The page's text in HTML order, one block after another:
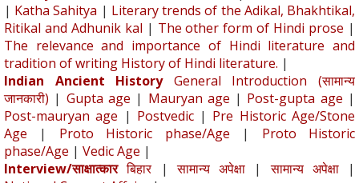
| Katha Sahitya | Literary trends of the Adikal, Bhakhtikal,
Ritikal and Adhunik kal | The other form of Hindi prose |
The relevance and importance of Hindi literature and
tradition of writing History of Hindi literature. |
Indian Ancient History
General Introduction (सामान्य
जानकारी) | Gupta age | Mauryan age | Post-gupta age |
Post-mauryan age | Postvedic| Pre Historic Age/Stone
Age | Proto Historic phase/Age | Proto Historic
phase/Age | Vedic Age |
Interview/साक्षात्कार बिहार |सामान्य अपेक्षा |सामान्य अपेक्षा
|